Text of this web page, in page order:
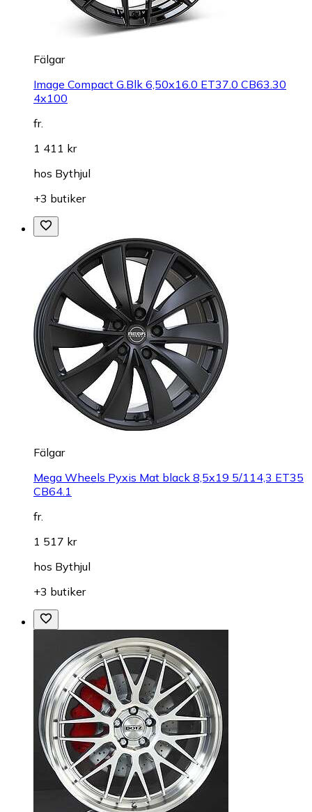
Fälgar
Image Compact G.Blk 6,50x16.0 ET37.0 CB63.30
4x100
fr.
1 411 kr
hos Bythjul
+3 butiker
Fälgar
Mega Wheels Pyxis Mat black 8,5x19 5/114,3 ET35
CB64.1
fr.
1 517 kr
hos Bythjul
+3 butiker